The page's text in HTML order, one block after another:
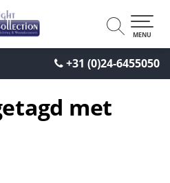
+31 (0)24-6455050
MENU
met